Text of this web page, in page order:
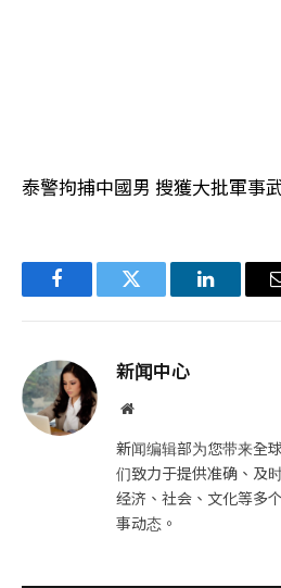
泰警拘捕中國男 搜獲大批軍事
FacebookTwitter LinkedIn
新闻中心
网
新闻编辑部为您带来全
们致力于提供准确、及
经济、社会、文化等多
事动态。